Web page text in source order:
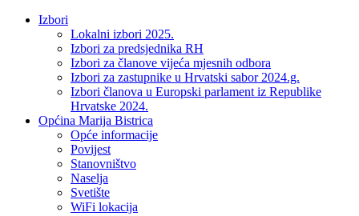
Izbori
Lokalni izbori 2025.
Izbori za predsjednika RH
Izbori za članove vijeća mjesnih odbora
Izbori za zastupnike u Hrvatski sabor 2024.g.
Izbori članova u Europski parlament iz Republike
Hrvatske 2024.
Općina Marija Bistrica
Opće informacije
Povijest
Stanovništvo
Naselja
Svetište
WiFi lokacija